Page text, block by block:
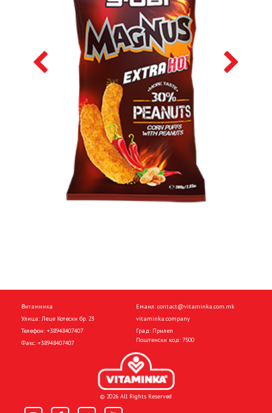
Витаминка
Улица: Леце Котески бр. 23
Телефон: +38948407407
Факс: +38948407407
Емаил: contact@vitaminka.com.mk
vitaminka.company
Град: Прилеп
Поштенски код: 7500
© 2026 All Rights Reserved